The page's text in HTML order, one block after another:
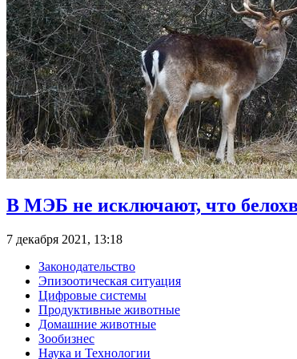
В МЭБ не исключают, что
7 декабря 2021, 13:18
Законодательство
Эпизоотическая ситуация
Цифровые системы
Продуктивные животные
Домашние животные
Зообизнес
Наука и Технологии